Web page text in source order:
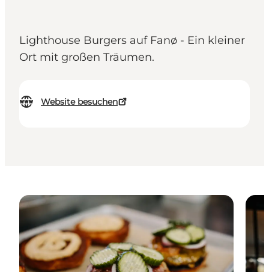
Lighthouse Burgers auf Fanø - Ein kleiner
Ort mit großen Träumen.
Website besuchen